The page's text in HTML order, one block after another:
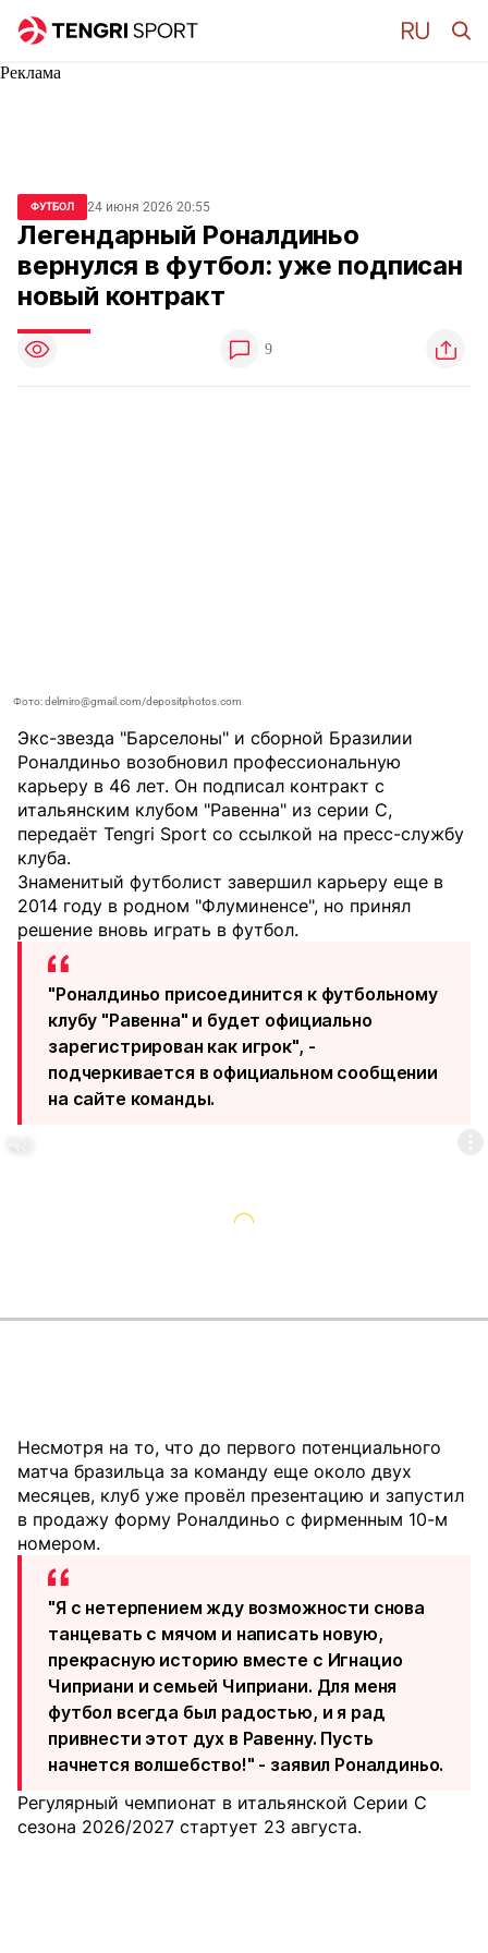
Реклама
ФУТБОЛ 24 июня 2026 20:55
Легендарный Роналдиньо
вернулся в футбол: уже подписан
новый контракт
9
Фото: delmiro@gmail.com/depositphotos.com
Экс-звезда "Барселоны" и сборной Бразилии
Роналдиньо возобновил профессиональную
карьеру в 46 лет. Он подписал контракт с
итальянским клубом "Равенна" из серии C,
передаёт Tengri Sport со ссылкой на пресс-службу
клуба.
Знаменитый футболист завершил карьеру еще в
2014 году в родном "Флуминенсе", но принял
решение вновь играть в футбол.
"Роналдиньо присоединится к футбольному
клубу "Равенна" и будет официально
зарегистрирован как игрок", -
подчеркивается в официальном сообщении
на сайте команды.
Несмотря на то, что до первого потенциального
матча бразильца за команду еще около двух
месяцев, клуб уже провёл презентацию и запустил
в продажу форму Роналдиньо с фирменным 10-м
номером.
"Я с нетерпением жду возможности снова
танцевать с мячом и написать новую,
прекрасную историю вместе с Игнацио
Чиприани и семьей Чиприани. Для меня
футбол всегда был радостью, и я рад
привнести этот дух в Равенну. Пусть
начнется волшебство!" - заявил Роналдиньо.
Регулярный чемпионат в итальянской Серии C
сезона 2026/2027 стартует 23 августа.